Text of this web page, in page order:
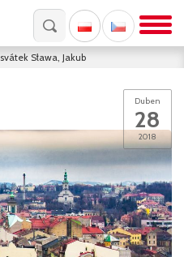
svátek Sława, Jakub
Duben
28
2018